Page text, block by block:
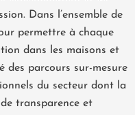
Dans l’ensemble de
permettre à chaque
dans les maisons et
des parcours sur-mesure
du secteur dont la
transparence et